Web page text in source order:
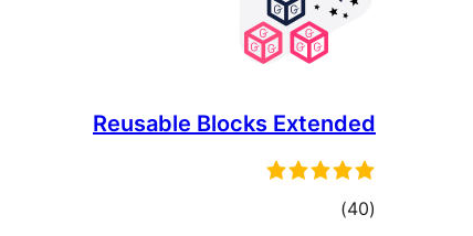
Reusable Blocks Extended
(40
مجموع)